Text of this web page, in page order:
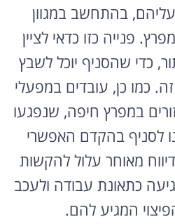
בהתחשב במגוון
פנייה כזו כדאי לציין
כדי שהסניף יוכל לשבץ
כמו כן, עובדים במפעלי
במפרץ חיפה, שנפגעו
לסניף בהקדם האפשרי
מאוחר עלול להקשות
כתאונת עבודה ולעכב
המגיע להם.